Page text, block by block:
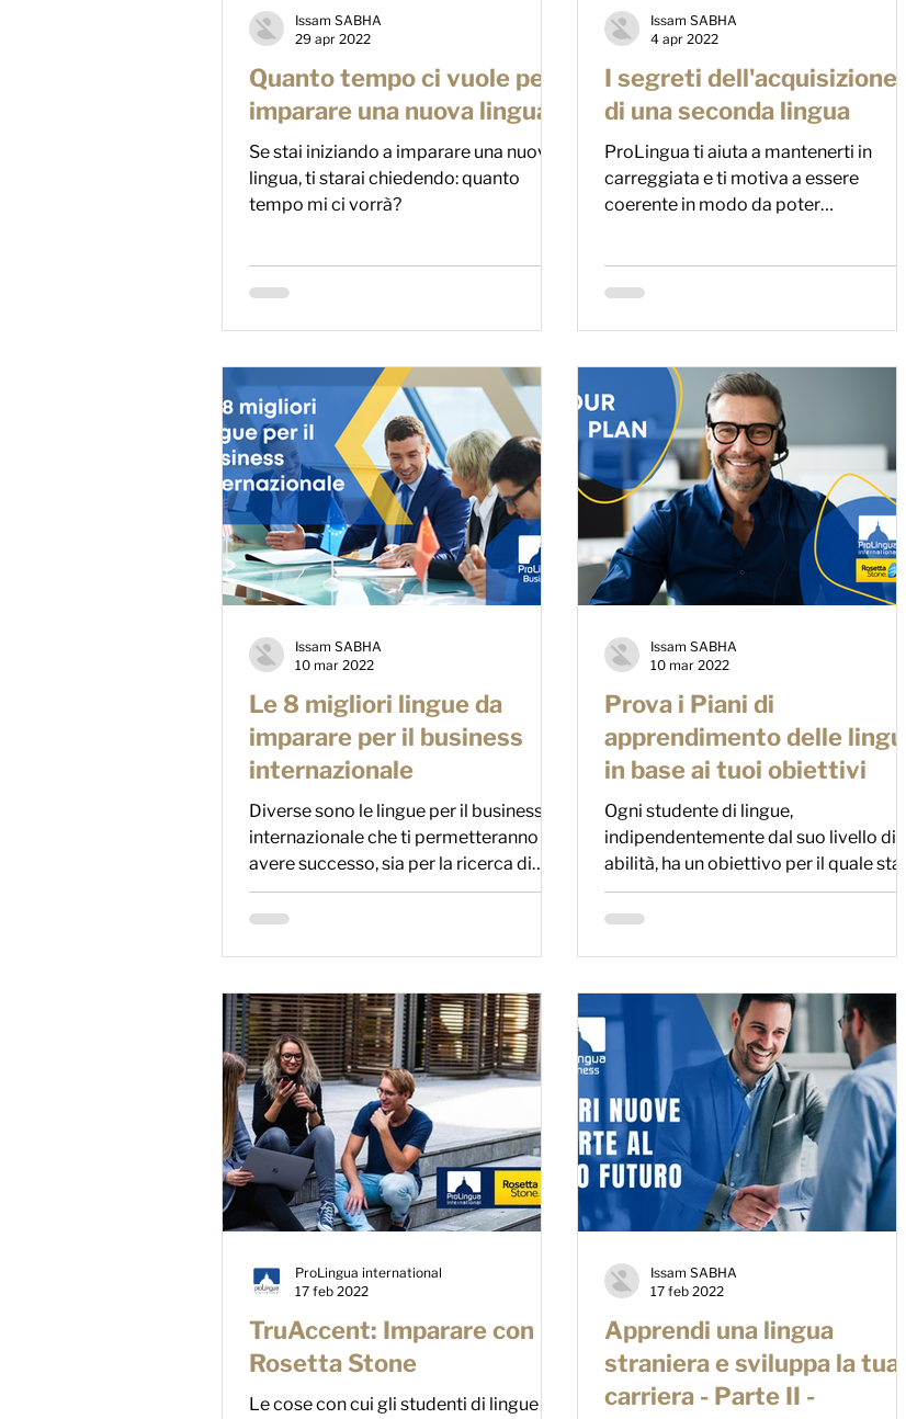
Quanto tempo ci vuole per
imparare una nuova lingua?
Se stai iniziando a imparare una nuova
lingua, ti starai chiedendo: quanto
tempo mi ci vorrà?
Issam SABHA
29 apr 2022
I segreti dell'acquisizione
di una seconda lingua
ProLingua ti aiuta a mantenerti in
carreggiata e ti motiva a essere
coerente in modo da poter
Issam SABHA
4 apr 2022
Le 8 migliori lingue da
imparare per il business
internazionale
Diverse sono le lingue per il business
internazionale che ti permetteranno di
avere successo, sia per la ricerca di
nuovi contratti che...
Issam SABHA
10 mar 2022
Prova i Piani di
apprendimento delle lingue
in base ai tuoi obiettivi
Ogni studente di lingue,
indipendentemente dal suo livello di
abilità, ha un obiettivo per il quale sta
lavorando.
Issam SABHA
10 mar 2022
TruAccent: Imparare con
Rosetta Stone
Le cose con cui gli studenti di lingue
ProLingua international
17 feb 2022
Apprendi una lingua
straniera e sviluppa la tua
carriera - Parte II -
Issam SABHA
17 feb 2022